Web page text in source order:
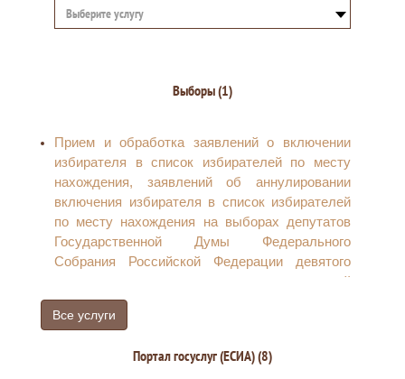
Выберите услугу
Выборы (1)
Прием и обработка заявлений о включении
избирателя в список избирателей по месту
нахождения, заявлений об аннулировании
включения избирателя в список избирателей
по месту нахождения на выборах депутатов
Государственной Думы Федерального
Собрания Российской Федерации девятого
созыва, направлению соответствующей
информации в централизованную базу данных
Государственной автоматизированной
передаче заявлений в ТИК
Все услуги
Портал госуслуг (ЕСИА) (8)